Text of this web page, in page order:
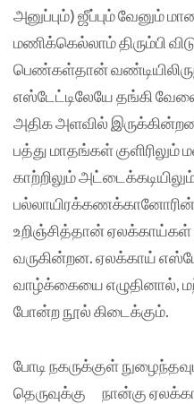
அனுப்பும்) ஜீப்பும் வேனும்
மணிக்கெல்லாம் திரும்பி
பெண்கள்தான்
எஸ்டேட்டிலேயே தங்கி
அதிக அளவில்
பத்து மாதங்கள் குளிரிலும்
காற்றிலும்
உறிஞ்சித்தான்
வருகின்றன. ஏலக்காய்
வாழ்க்கையை எழுதினால்,
போன்ற நூல் கிடைக்கும்.
போடி நகருக்குள்
தெருவுக்கு நான்கு